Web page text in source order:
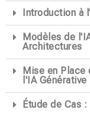
Introduction à
Modèles de
Architectures
Mise en Place
l'IA Générative
Étude de Cas